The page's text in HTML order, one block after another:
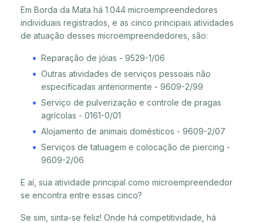
Em Borda da Mata há 1.044 microempreendedores
individuais registrados, e as cinco principais atividades
de atuação desses microempreendedores, são:
Reparação de jóias - 9529-1/06
Outras atividades de serviços pessoais não
especificadas anteriormente - 9609-2/99
Serviço de pulverização e controle de pragas
agrícolas - 0161-0/01
Alojamento de animais domésticos - 9609-2/07
Serviços de tatuagem e colocação de piercing -
9609-2/06
E aí, sua atividade principal como microempreendedor
se encontra entre essas cinco?
Se sim, sinta-se feliz! Onde há competitividade, há